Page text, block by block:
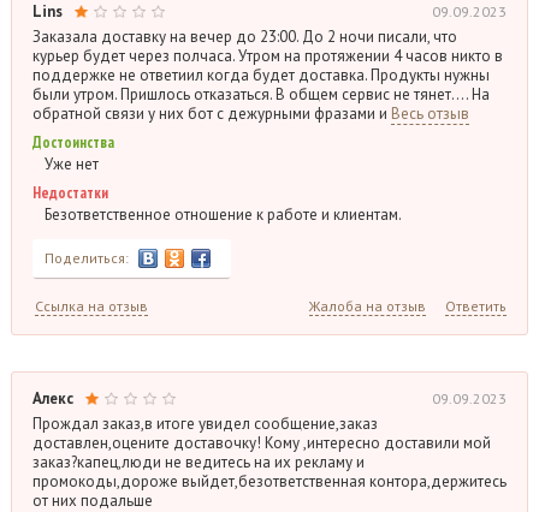
Lins 09.09.2023
Заказала доставку на вечер до 23:00. До 2 ночи писали, что
курьер будет через полчаса. Утром на протяжении 4 часов никто в
поддержке не ответиил когда будет доставка. Продукты нужны
были утром. Пришлось отказаться. В общем сервис не тянет…. На
обратной связи у них бот с дежурными фразами и Весь отзыв
Достоинства
Уже нет
Недостатки
Безответственное отношение к работе и клиентам.
Поделиться:
Ссылка на отзыв Жалоба на отзыв Ответить
Алекс 09.09.2023
Прождал заказ,в итоге увидел сообщение,заказ
доставлен,оцените доставочку! Кому ,интересно доставили мой
заказ?капец,люди не ведитесь на их рекламу и
промокоды,дороже выйдет,безответственная контора,держитесь
от них подальше